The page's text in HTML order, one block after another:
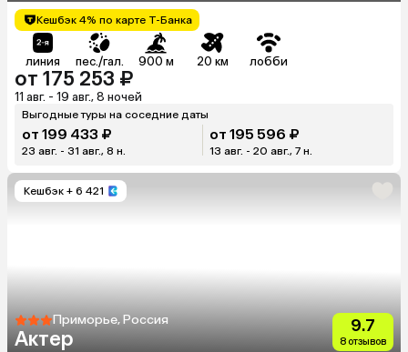
Кешбэк 4% по карте Т-Банка
линия пес./гал. 900 м 20 км лобби
от 175 253 ₽
11 авг. - 19 авг., 8 ночей
Выгодные туры на соседние даты
от 199 433 ₽
23 авг. - 31 авг., 8 н.
от 195 596 ₽
13 авг. - 20 авг., 7 н.
Кешбэк + 6 421
Приморье, Россия
Актер
9.7
8 отзывов